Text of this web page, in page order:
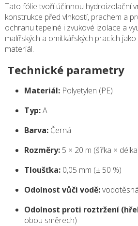
Tato fólie tvoří účinnou hydroizolační
konstrukce před vlhkostí, prachem a
ochranu tepelné i zvukové izolace a
malířských a omítkářských pracích
materiál.
Technické parametry
Materiál: Polyetylen (PE)
Typ:A
Barva: Černá
Rozměry: 5 × 20 m (šířka ×
Tloušťka: 0,05 mm (± 50 %)
Odolnost vůči vodě:
Odolnost proti roztržení
obou směrech)